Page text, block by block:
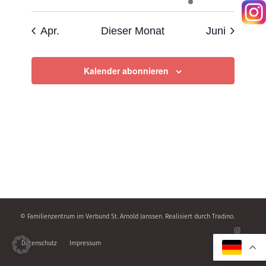
Veranstaltungen
Veranstaltungen
Veranstaltung
Apr. Dieser Monat Juni
Kalender abonnieren
© Familienzentrum im Verbund St. Arnold Janssen. Realisiert durch Tradino.
Datenschutz Impressum